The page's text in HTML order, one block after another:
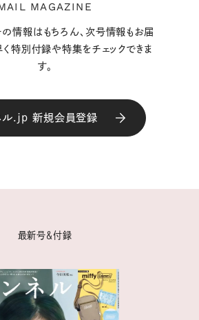
MAGAZINE
情報はもちろん、次号情報もお届
く特別付録や特集をチェックできま
す。
ル.jp 新規会員登録
最新号＆付録